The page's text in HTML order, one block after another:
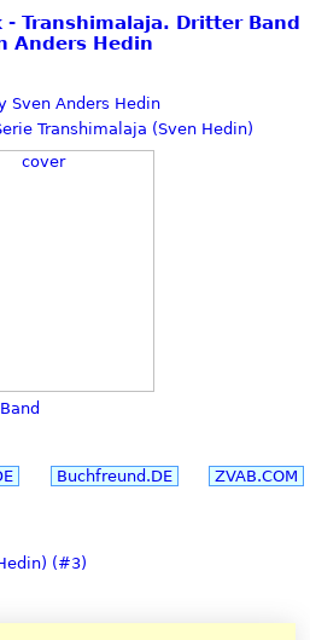
Transhimalaja. Dritter Band
Anders Hedin
Sven Anders Hedin
Transhimalaja (Sven Hedin)
Buchfreund.DE
ZVAB.COM
(#3)